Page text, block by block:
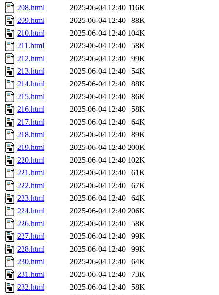
208.html
2025-06-04 12:40 116K
209.html
2025-06-04 12:40
88K
210.html
2025-06-04 12:40 104K
211.html
2025-06-04 12:40
58K
212.html
2025-06-04 12:40
99K
213.html
2025-06-04 12:40
54K
214.html
2025-06-04 12:40
88K
215.html
2025-06-04 12:40
86K
216.html
2025-06-04 12:40
58K
217.html
2025-06-04 12:40
64K
218.html
2025-06-04 12:40
89K
219.html
2025-06-04 12:40 200K
220.html
2025-06-04 12:40 102K
221.html
2025-06-04 12:40
61K
222.html
2025-06-04 12:40
67K
223.html
2025-06-04 12:40
64K
224.html
2025-06-04 12:40 206K
226.html
2025-06-04 12:40
58K
227.html
2025-06-04 12:40
99K
228.html
2025-06-04 12:40
99K
230.html
2025-06-04 12:40
64K
231.html
2025-06-04 12:40
73K
232.html
2025-06-04 12:40
58K